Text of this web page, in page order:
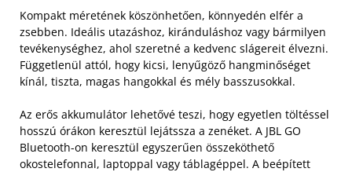
Kompakt méretének köszönhetően, könnyedén elfér a
zsebben. Ideális utazáshoz, kiránduláshoz vagy bármilyen
tevékenységhez, ahol szeretné a kedvenc slágereit élvezni.
Függetlenül attól, hogy kicsi, lenyűgöző hangminőséget
kínál, tiszta, magas hangokkal és mély basszusokkal.
Az erős akkumulátor lehetővé teszi, hogy egyetlen töltéssel
hosszú órákon keresztül lejátssza a zenéket. A JBL GO
Bluetooth-on keresztül egyszerűen összeköthető
okostelefonnal, laptoppal vagy táblagéppel. A beépített